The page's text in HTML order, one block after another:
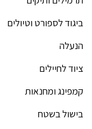
ביגוד לספורט וטיולים
הנעלה
ציוד לחיילים
קמפינג ומחנאות
בישול בשטח